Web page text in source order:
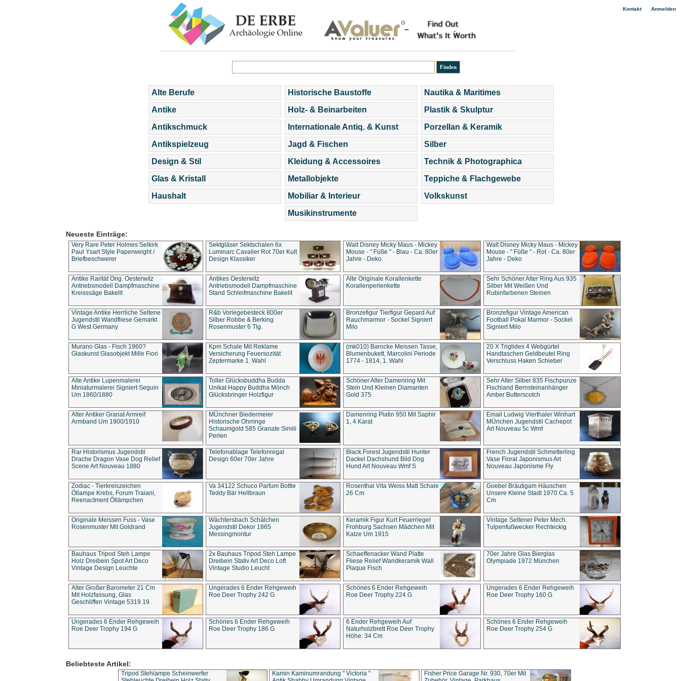
Kontakt| Anmelden
Alte Berufe
Antike
Antikschmuck
Antikspielzeug
Design & Stil
Glas & Kristall
Haushalt
Historische Baustoffe
Holz- & Beinarbeiten
Internationale Antiq. & Kunst
Jagd & Fischen
Kleidung & Accessoires
Metallobjekte
Mobiliar & Interieur
Musikinstrumente
Nautika & Maritimes
Plastik & Skulptur
Porzellan & Keramik
Silber
Technik & Photographica
Teppiche & Flachgewebe
Volkskunst
Neueste Einträge:
Very Rare Peter Holmes Selkirk
Paul Ysart Style Paperweight /
Briefbeschwerer
Sektgläser Sektschalen 6x
Luminarc Cavalier Rot 70er Kult
Design Klassiker
Walt Disney Micky Maus - Mickey
Mouse - " Füße " - Blau - Ca. 80er
Jahre - Deko
Walt Disney Micky Maus - Mickey
Mouse - " Füße " - Rot - Ca. 80er
Jahre - Deko
Antike Rarität Orig. Oesterwitz
Antriebsmodell Dampfmaschine
Kreisssäge Bakelit
Antikes Oesterwitz
Antriebsmodell Dampfmaschine
Stand Schleifmaschine Bakelit
Alte Originale Korallenkette
Korallenperlenkette
Sehr Schöner Alter Ring Aus 935
Silber Mit Weißen Und
Rubinfarbenen Steinen
Vintage Antike Herrliche Seltene
Jugendstil Wandfliese Gemarkt
G West Germany
R&b Vorlegebesteck 800er
Silber Robbe & Berking
Rosenmuster 6 Tlg.
Bronzefigur Tierfigur Gepard Auf
Rauchmarmor - Sockel Signiert
Milo
Bronzefigur Vintage American
Football Pokal Marmor - Sockel
Signiert Milo
Murano Glas - Fisch 1960?
Glaskunst Glasobjekt Mille Fiori
Kpm Schale Mit Reklame
Versicherung Feuersozität
Zeptermarke 1. Wahl
(mk010) Barocke Meissen Tasse,
Blumenbukett, Marcolini Periode
1774 - 1814, 1. Wahl
20 X Triglides 4 Webgürtel
Handtaschen Geldbeutel Ring
Verschluss Haken Schieber
Alte Antike Lupenmalerei
Miniaturmalerei Signiert Seguin
Um 1860/1880
Toller Glücksbuddha Budda
Unikat Happy Buddha Mönch
Glücksbringer Holzfigur
Schöner Alter Damenring Mit
Stein Und Kleinen Diamanten
Gold 375
Sehr Alter Silber 835 Fischpunze
Fischland Bernsteinanhänger
Amber Butterscotch
Alter Antiker Granat Armreif
Armband Um 1900/1910
MÜnchner Biedermeier
Historische Ohrringe
Schaumgold 585 Granate Simili
Perlen
Damenring Platin 950 Mit Saphir
1, 4 Karat
Email Ludwig Vierthaler Winhart
MÜnchen Jugendstil Cachepot
Art Nouveau 5c Wmf
Rar Historismus Jugendstil
Drache Dragon Vase Dog Relief
Scene Art Nouveau 1880
Telefonablage Telefonregal
Design 60er 70er Jahre
Black Forest Jugendstil Hunter
Dackel Dachshund Bild Dog
Hund Art Nouveau Wmf S
French Jugendstil Schmetterling
Vase Floral Japonismus Art
Nouveau Japonisme Fly
Zodiac - Tierkreiszeichen
Öllampe Krebs, Forum Traiani,
Reenactment Öllämpchen
Va 34122 Schuco Parfum Bottle
Teddy Bär Hellbraun
Rosenthal Vita Weiss Matt Schale
26 Cm
Goebel Bräutigam Häuschen
Unsere Kleine Stadt 1970 Ca. 5
Cm
Originale Meissen Fuss - Vase
Rosenmuster Mit Goldrand
Wächtersbach Schälchen
Jugendstil Dekor 1865
Messingmontur
Keramik Figur Kurt Feuerriegel
Frohburg Sachsen Mädchen Mit
Katze Um 1915
Vintage Seltener Peter Mech.
Tulpenfußwecker Rechteckig
Bauhaus Tripod Steh Lampe
Holz Dreibein Spot Art Deco
Vintage Design Leuchte
2x Bauhaus Tripod Steh Lampe
Dreibein Stativ Art Deco Loft
Vintage Studio Leucht
Schaeffenacker Wand Platte
Fliese Relief Wandkeramik Wall
Plaque Fisch
70er Jahre Glas Bierglas
Olympiade 1972 München
Alter Großer Barometer 21 Cm
Mit Holzfassung, Glas
Geschliffen Vintage 5319 19
Ungerades 6 Ender Rehgeweih
Roe Deer Trophy 242 G
Schönes 6 Ender Rehgeweih
Roe Deer Trophy 224 G
Ungerades 6 Ender Rehgeweih
Roe Deer Trophy 160 G
Ungerades 6 Ender Rehgeweih
Roe Deer Trophy 194 G
Schönes 6 Ender Rehgeweih
Roe Deer Trophy 186 G
6 Ender Rehgeweih Auf
Naturholzbrett Roe Deer Trophy
Höhe: 34 Cm
Schönes 6 Ender Rehgeweih
Roe Deer Trophy 254 G
Beliebteste Artikel:
Tripod Stehlampe Scheinwerfer
Kamin Kaminumrandung " Victoria "
Fisher Price Garage Nr. 930, 70er Mit